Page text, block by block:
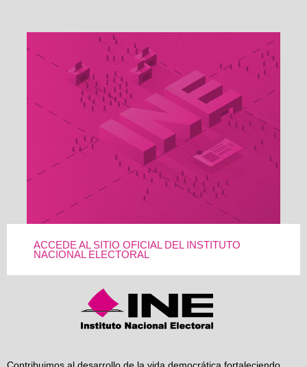
ACCEDE AL SITIO OFICIAL DEL INSTITUTO
NACIONAL ELECTORAL